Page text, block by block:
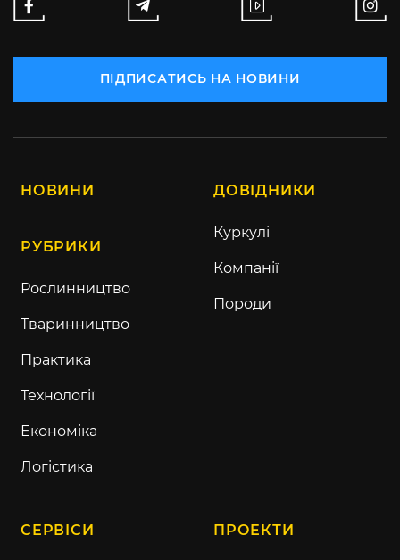
ПІДПИСАТИСЬ НА НОВИНИ
НОВИНИ
РУБРИКИ
Рослинництво
Тваринництво
Практика
Технології
Економіка
Логістика
ДОВІДНИКИ
Куркулі
Компанії
Породи
СЕРВІСИ ПРОЕКТИ